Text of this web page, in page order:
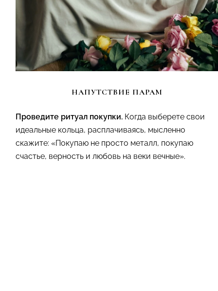
НАПУТСТВИЕ ПАРАМ
Проведите ритуал покупки. Когда выберете свои
идеальные кольца, расплачиваясь, мысленно
скажите: «Покупаю не просто металл, покупаю
счастье, верность и любовь на веки вечные».